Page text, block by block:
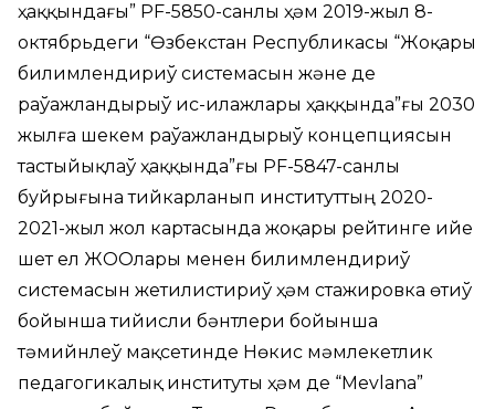
ҳаққындағы” PF-5850-санлы ҳәм 2019-жыл 8-
октябрьдеги “Өзбекстан Республикасы “Жоқары
билимлендириў системасын және де
раўажландырыў ис-илажлары ҳаққында”ғы 2030
жылға шекем раўажландырыў концепциясын
тастыйықлаў ҳаққында”ғы PF-5847-санлы
буйрығына тийкарланып институттың 2020-
2021-жыл жол картасында жоқары рейтинге ийе
шет ел ЖООлары менен билимлендириў
системасын жетилистириў ҳәм стажировка өтиў
бойынша тийисли бәнтлери бойынша
тәмийнлеў мақсетинде Нөкис мәмлекетлик
педагогикалық институты ҳәм де “Мevlana”